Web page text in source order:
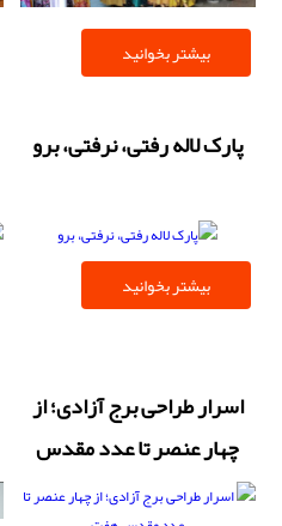
بیشتر بخوانید
پارک لاله رفتی، نرفتی، برو
بیشتر بخوانید
اسرار طراحی برج آزادی؛ از
چهار عنصر تا عدد مقدس
هفت